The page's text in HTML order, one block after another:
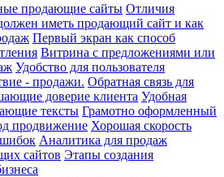
продающие сайты Отличия
иметь продающий сайт и как
Первый экран как способ
Витрина с предложениями или
Удобство для пользователя
- продажи. Обратная связь для
доверие клиента Удобная
тексты Грамотно оформленный
продвижение Хорошая скорость
Аналитика для продаж
сайтов Этапы создания